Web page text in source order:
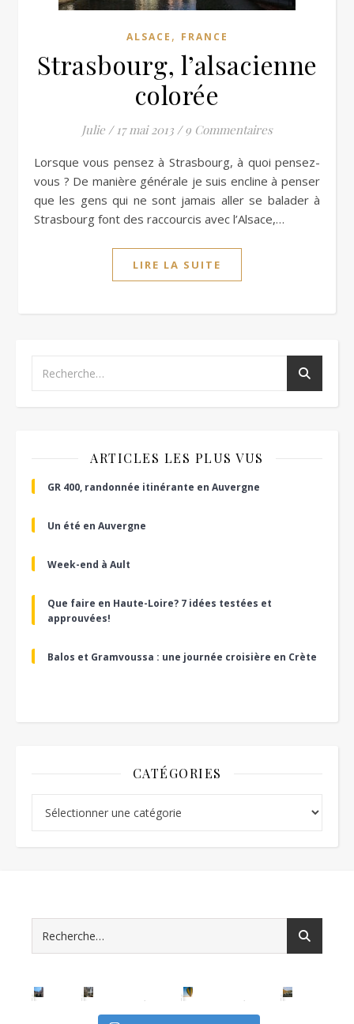
ALSACE , FRANCE
Strasbourg, l’alsacienne
colorée
Julie / 17 mai 2013 / 9 Commentaires
Lorsque vous pensez à Strasbourg, à quoi pensez-
vous ? De manière générale je suis encline à penser
que les gens qui ne sont jamais aller se balader à
Strasbourg font des raccourcis avec l’Alsace,…
LIRE LA SUITE
ARTICLES LES PLUS VUS
GR 400, randonnée itinérante en Auvergne
Un été en Auvergne
Week-end à Ault
Que faire en Haute-Loire? 7 idées testées et
approuvées!
Balos et Gramvoussa : une journée croisière en Crète
CATÉGORIES